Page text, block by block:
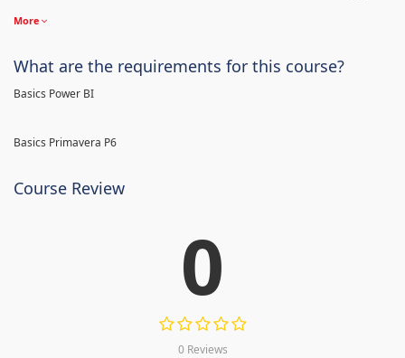
More
What are the requirements for this course?
Basics Power BI
Basics Primavera P6
Course Review
0
0 Reviews